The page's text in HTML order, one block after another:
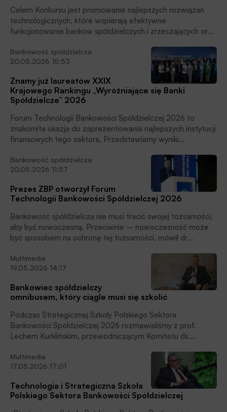
Celem Konkursu jest promowanie najlepszych rozwiązań
technologicznych, które wspierają efektywne
funkcjonowanie banków spółdzielczych i zrzeszających oraz
zapewniają wysoką jakość usług i sprawną obsługę klientów.
Bankowość spółdzielcza
20.05.2026 15:53
Znamy już laureatów XXIX
Krajowego Rankingu „Wyróżniające się Banki
Spółdzielcze” 2026
Forum Technologii Bankowości Spółdzielczej 2026 to
znakomita okazja do zaprezentowania najlepszych instytucji
finansowych tego sektora. Przedstawiamy wyniki
się Banki Spółdzielcze”.
Bankowość spółdzielcza
20.05.2026 11:57
Prezes ZBP otworzył Forum
Technologii Bankowości Spółdzielczej 2026
Bankowość spółdzielcza nie musi tracić swojej tożsamości,
aby być nowoczesną. Przeciwnie – nowoczesność może
być sposobem na ochronę tej tożsamości, mówił dr
otwierając Forum Technologii Bankowości Spółdzielczej
2026.
Multimedia
19.05.2026 14:17
Bankowiec spółdzielczy
omnibusem, który ciągle musi się szkolić
Podczas Strategicznej Szkoły Polskiego Sektora
Bankowości Spółdzielczej 2026 rozmawialiśmy z prof.
Lechem Kurklińskim, przewodniczącym Komitetu ds.
współtwórcą programów szkoleniowych oraz ścieżek
certyfikacyjnych dla bankowców.
Multimedia
17.05.2026 17:01
Technologia i Strategiczna Szkoła
Polskiego Sektora Bankowości Spółdzielczej